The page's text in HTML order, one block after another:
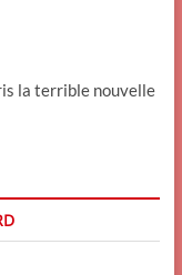
la terrible nouvelle